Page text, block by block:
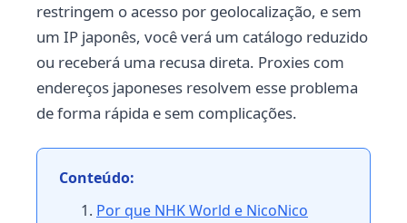
restringem o acesso por geolocalização, e sem
um IP japonês, você verá um catálogo reduzido
ou receberá uma recusa direta. Proxies com
endereços japoneses resolvem esse problema
de forma rápida e sem complicações.
Conteúdo:
Por que NHK World e NicoNico